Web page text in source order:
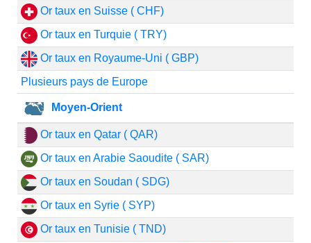
Or taux en Suisse ( CHF)
Or taux en Turquie ( TRY)
Or taux en Royaume-Uni ( GBP)
Plusieurs pays de Europe
Moyen-Orient
Or taux en Qatar ( QAR)
Or taux en Arabie Saoudite ( SAR)
Or taux en Soudan ( SDG)
Or taux en Syrie ( SYP)
Or taux en Tunisie ( TND)